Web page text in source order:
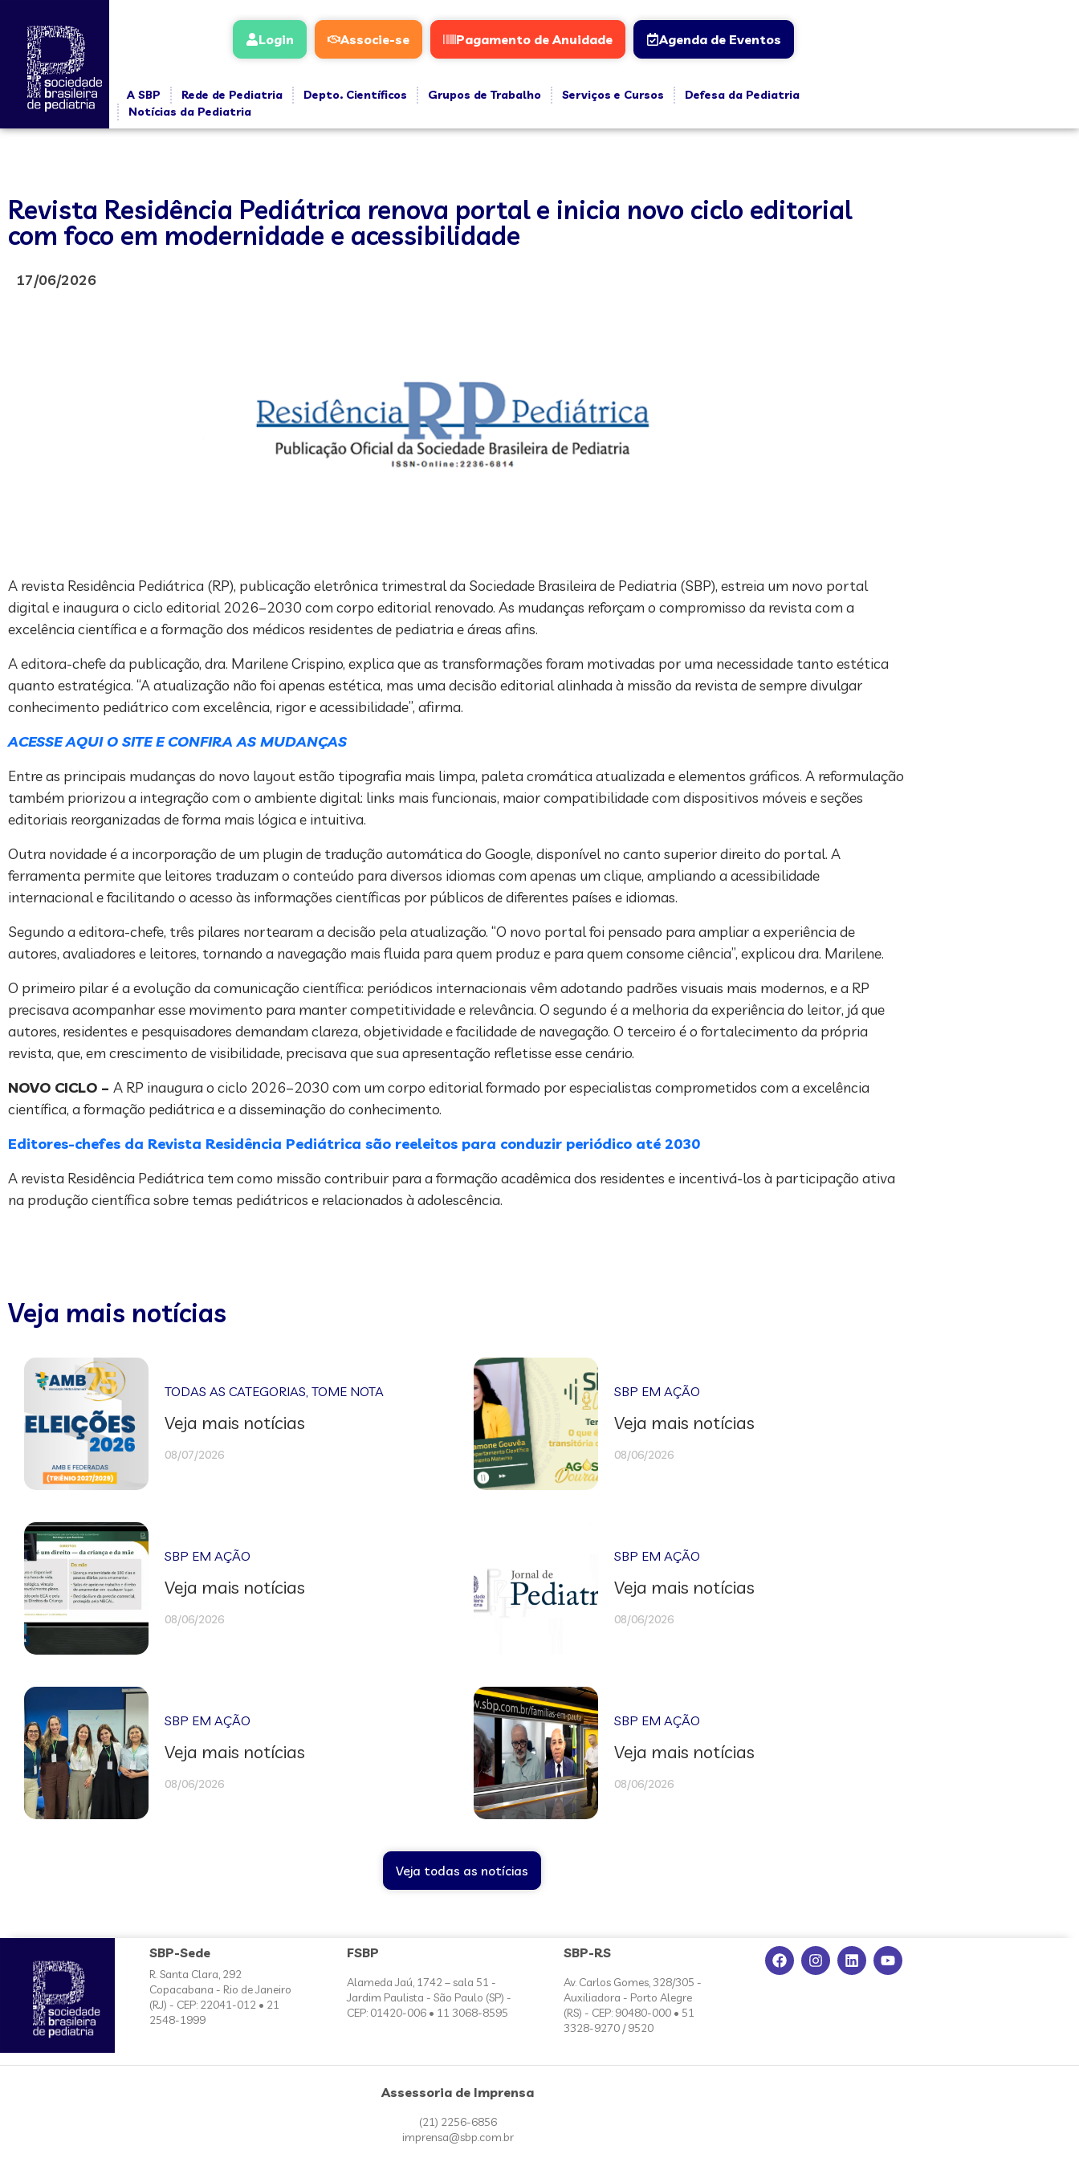
Login Associe-se Pagamento de Anuidade Agenda de Eventos
A SBP Rede de Pediatria Depto. Científicos Grupos de Trabalho Serviços e Cursos
Defesa da Pediatria
Notícias da Pediatria
Revista Residência Pediátrica renova portal e inicia novo ciclo editorial
com foco em modernidade e acessibilidade
17/06/2026
A revista Residência Pediátrica (RP), publicação eletrônica trimestral da Sociedade Brasileira de Pediatria (SBP), estreia um novo portal
digital e inaugura o ciclo editorial 2026–2030 com corpo editorial renovado. As mudanças reforçam o compromisso da revista com a
excelência científica e a formação dos médicos residentes de pediatria e áreas afins.
A editora-chefe da publicação, dra. Marilene Crispino, explica que as transformações foram motivadas por uma necessidade tanto estética
quanto estratégica. “A atualização não foi apenas estética, mas uma decisão editorial alinhada à missão da revista de sempre divulgar
conhecimento pediátrico com excelência, rigor e acessibilidade”, afirma.
ACESSE AQUI O SITE E CONFIRA AS MUDANÇAS
Entre as principais mudanças do novo layout estão tipografia mais limpa, paleta cromática atualizada e elementos gráficos. A reformulação
também priorizou a integração com o ambiente digital: links mais funcionais, maior compatibilidade com dispositivos móveis e seções
editoriais reorganizadas de forma mais lógica e intuitiva.
Outra novidade é a incorporação de um plugin de tradução automática do Google, disponível no canto superior direito do portal. A
ferramenta permite que leitores traduzam o conteúdo para diversos idiomas com apenas um clique, ampliando a acessibilidade
internacional e facilitando o acesso às informações científicas por públicos de diferentes países e idiomas.
Segundo a editora-chefe, três pilares nortearam a decisão pela atualização. “O novo portal foi pensado para ampliar a experiência de
autores, avaliadores e leitores, tornando a navegação mais fluida para quem produz e para quem consome ciência”, explicou dra. Marilene.
O primeiro pilar é a evolução da comunicação científica: periódicos internacionais vêm adotando padrões visuais mais modernos, e a RP
precisava acompanhar esse movimento para manter competitividade e relevância. O segundo é a melhoria da experiência do leitor, já que
autores, residentes e pesquisadores demandam clareza, objetividade e facilidade de navegação. O terceiro é o fortalecimento da própria
revista, que, em crescimento de visibilidade, precisava que sua apresentação refletisse esse cenário.
NOVO CICLO – A RP inaugura o ciclo 2026–2030 com um corpo editorial formado por especialistas comprometidos com a excelência
científica, a formação pediátrica e a disseminação do conhecimento.
Editores-chefes da Revista Residência Pediátrica são reeleitos para conduzir periódico até 2030
A revista Residência Pediátrica tem como missão contribuir para a formação acadêmica dos residentes e incentivá-los à participação ativa
na produção científica sobre temas pediátricos e relacionados à adolescência.
Veja mais notícias
TODAS AS CATEGORIAS,TOME NOTA
Veja mais notícias
08/07/2026
SBP EM AÇÃO
Veja mais notícias
08/06/2026
SBP EM AÇÃO
Veja mais notícias
08/06/2026
SBP EM AÇÃO
Veja mais notícias
08/06/2026
SBP EM AÇÃO
Veja mais notícias
08/06/2026
SBP EM AÇÃO
Veja mais notícias
08/06/2026
Veja todas as notícias
SBP-Sede
R. Santa Clara, 292
Copacabana - Rio de Janeiro
(RJ) - CEP: 22041-012 • 21
2548-1999
FSBP
Alameda Jaú, 1742 – sala 51 -
Jardim Paulista - São Paulo (SP) -
CEP: 01420-006 • 11 3068-8595
SBP-RS
Av. Carlos Gomes, 328/305 -
Auxiliadora - Porto Alegre
(RS) - CEP: 90480-000 • 51
3328-9270 / 9520
Assessoria de Imprensa
(21) 2256-6856
imprensa@sbp.com.br